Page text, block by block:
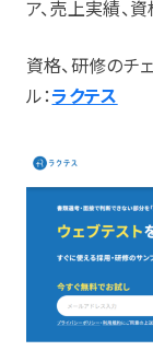
ア、売上実績、
資格、研修のチ
ル：ラクテス